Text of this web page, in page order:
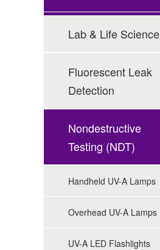
Lab & Life Science
Fluorescent Leak
Detection
Nondestructive
Testing (NDT)
Handheld UV-A Lamps
Overhead UV-A Lamps
UV-A LED Flashlights